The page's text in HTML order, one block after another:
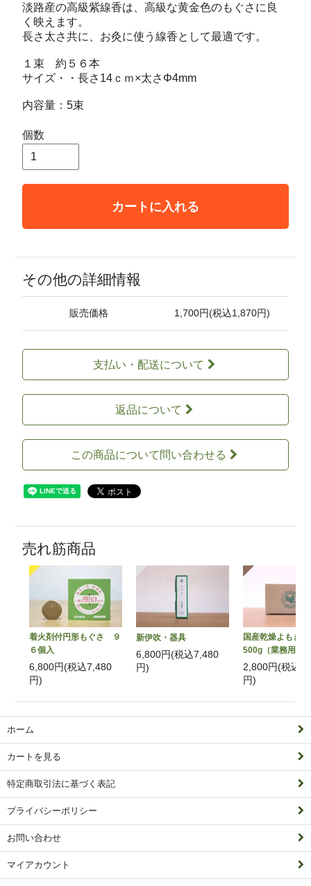
淡路産の高級紫線香は、高級な黄金色のもぐさに良
く映えます。
長さ太さ共に、お灸に使う線香として最適です。
１束 約５６本
サイズ・・長さ14ｃｍ×太さΦ4mm
内容量：5束
個数
カートに入れる
その他の詳細情報
販売価格 1,700円(税込1,870円)
支払い・配送について
返品について
この商品について問い合わせる
売れ筋商品
着火剤付円形もぐさ ９
６個入
6,800円(税込7,480
円)
新伊吹・器具
6,800円(税込7,480
円)
国産乾燥よもぎ
500g（業務用）
2,800円(税込
円)
ホーム
カートを見る
特定商取引法に基づく表記
プライバシーポリシー
お問い合わせ
マイアカウント